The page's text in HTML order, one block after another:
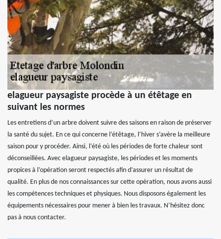
elagueur paysagiste procède à un étêtage en
suivant les normes
Les entretiens d’un arbre doivent suivre des saisons en raison de préserver
la santé du sujet. En ce qui concerne l’étêtage, l’hiver s’avère la meilleure
saison pour y procéder. Ainsi, l’été où les périodes de forte chaleur sont
déconseillées. Avec elagueur paysagiste, les périodes et les moments
propices à l’opération seront respectés afin d’assurer un résultat de
qualité. En plus de nos connaissances sur cette opération, nous avons aussi
les compétences techniques et physiques. Nous disposons également les
équipements nécessaires pour mener à bien les travaux. N’hésitez donc
pas à nous contacter.